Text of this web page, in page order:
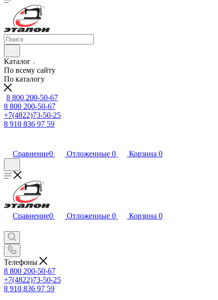
Каталог
По всему сайту
По каталогу
8 800 200-50-67
8 800 200-50-67
+7(4822)73-50-25
8 910 836 97 59
Сравнение0 Отложенные 0 Корзина 0
Сравнение0 Отложенные 0 Корзина 0
Телефоны
8 800 200-50-67
+7(4822)73-50-25
8 910 836 97 59